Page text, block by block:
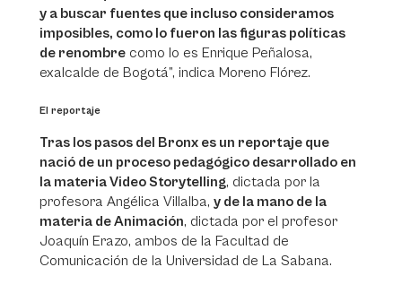
y a buscar fuentes que incluso consideramos
imposibles, como lo fueron las figuras políticas
de renombre como lo es Enrique Peñalosa,
exalcalde de Bogotá”, indica Moreno Flórez.
El reportaje
Tras los pasos del Bronx es un reportaje que
nació de un proceso pedagógico desarrollado en
la materia Video Storytelling, dictada por la
profesora Angélica Villalba, y de la mano de la
materia de Animación, dictada por el profesor
Joaquín Erazo, ambos de la Facultad de
Comunicación de la Universidad de La Sabana.